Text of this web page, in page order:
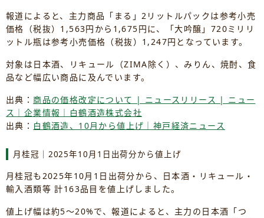
報道によると、主力商品「まる」2リットルパックは参考小売
価格（税抜）1,563円から1,675円に、「大吟醸」720ミリリ
ットル瓶は参考小売価格（税抜）1,247円となっています。
対象は日本酒、リキュール（ZIMA除く）、みりん、焼酎、食
品など幅広い商品に及んでいます。
出典： 商品の価格改定について | ニュースリリース | ニュー
ス｜企業情報｜白鶴酒造株式会社
出典： 白鶴酒造、10月から値上げ｜神戸経済ニュース
月桂冠｜2025年10月1日出荷分から値上げ
月桂冠も2025年10月1日出荷分から、日本酒・リキュール・
輸入酒類等 計163品目を値上げしました。
値上げ幅は約5～20%で、報道によると、主力の日本酒「つ